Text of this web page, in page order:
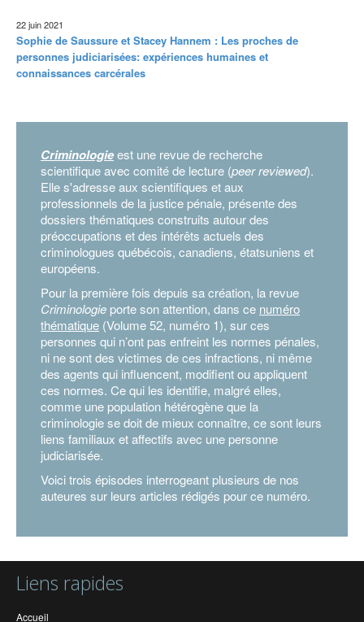
22 juin 2021
Sophie de Saussure et Stacey Hannem : Les proches de
personnes judiciarisées: expériences humaines et
connaissances carcérales
Criminologieest une revue de recherche
scientifique avec comité de lecture (peer reviewed).
Elle s'adresse aux scientifiques et aux
professionnels de la justice pénale, présente des
dossiers thématiques construits autour des
préoccupations et des intérêts actuels des
criminologues québécois, canadiens, étatsuniens et
européens.
Pour la première fois depuis sa création, la revue
Criminologie porte son attention, dans ce numéro
thématique (Volume 52, numéro 1), sur ces
personnes qui n’ont pas enfreint les normes pénales,
ni ne sont des victimes de ces infractions, ni même
des agents qui influencent, modifient ou appliquent
ces normes. Ce qui les identifie, malgré elles,
comme une population hétérogène que la
criminologie se doit de mieux connaître, ce sont leurs
liens familiaux et affectifs avec une personne
judiciarisée.
Voici trois épisodes interrogeant plusieurs de nos
auteures sur leurs articles rédigés pour ce numéro.
Liens rapides
Accueil